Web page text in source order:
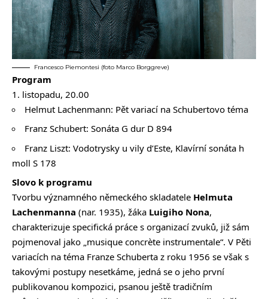
Francesco Piemontesi (foto Marco Borggreve)
Program
1. listopadu, 20.00
Helmut Lachenmann: Pět variací na Schubertovo téma
Franz Schubert: Sonáta G dur D 894
Franz Liszt: Vodotrysky u vily d’Este, Klavírní sonáta h
moll S 178
Slovo k programu
Tvorbu významného německého skladatele Helmuta
Lachenmanna (nar. 1935), žáka Luigiho Nona,
charakterizuje specifická práce s organizací zvuků, již sám
pojmenoval jako „musique concrète instrumentale“. V Pěti
variacích na téma Franze Schuberta z roku 1956 se však s
takovými postupy nesetkáme, jedná se o jeho první
publikovanou kompozici, psanou ještě tradičním